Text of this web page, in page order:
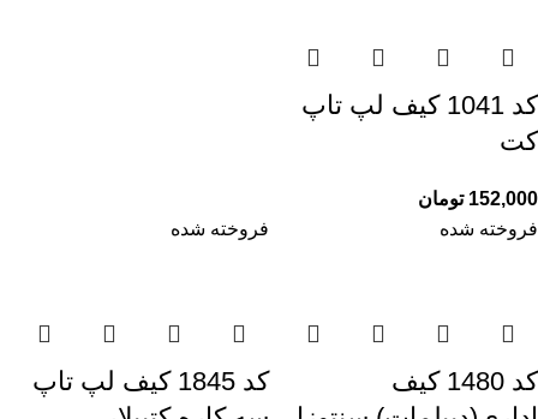
کد 1041 کیف لپ تاپ
کت
152,000 تومان
فروخته شده
کد 1480 کیف
فروخته شده
کد 1845 کیف لپ تاپ